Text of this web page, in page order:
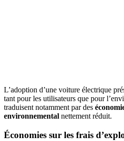
L’adoption d’une voiture électrique
tant pour les utilisateurs que pour
traduisent notamment par des
environnemental nettement réduit.
Économies sur les frais